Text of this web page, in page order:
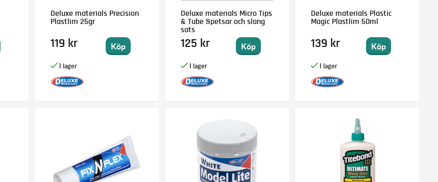
Deluxe materials Precision
Plastlim 25gr
119 kr Köp
Deluxe materials Micro Tips
& Tube Spetsar och slang
sats
125 kr Köp
Deluxe materials Plastic
Magic Plastlim 50ml
139 kr Köp